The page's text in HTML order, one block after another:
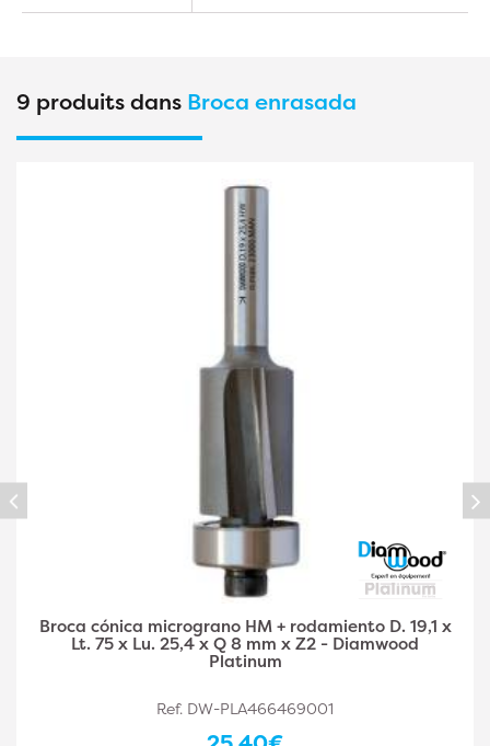
9 produits dans Broca enrasada
x Fresa recta micrograno HM + rodamiento D.
Lt. 71 x Lu. 25,4 x Q 8 mm x Z2 - Diamwood
Ref. DW-PLA466469003